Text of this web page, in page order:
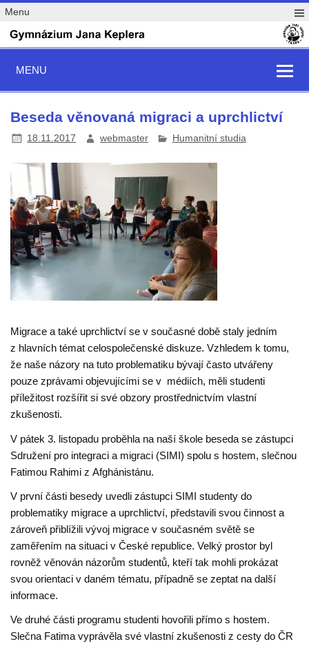
Menu
MENU
Beseda věnovaná migraci a uprchlictví
18.11.2017 webmaster Humanitní studia
Migrace a také uprchlictví se v současné době staly jedním
z hlavních témat celospolečenské diskuze. Vzhledem k tomu,
že naše názory na tuto problematiku bývají často utvářeny
pouze zprávami objevujícími se v médiích, měli studenti
příležitost rozšířit si své obzory prostřednictvím vlastní
zkušenosti.
V pátek 3. listopadu proběhla na naší škole beseda se zástupci
Sdružení pro integraci a migraci (SIMI) spolu s hostem, slečnou
Fatimou Rahimi z Afghánistánu.
V první části besedy uvedli zástupci SIMI studenty do
problematiky migrace a uprchlictví, představili svou činnost a
zároveň přiblížili vývoj migrace v současném světě se
zaměřením na situaci v České republice. Velký prostor byl
rovněž věnován názorům studentů, kteří tak mohli prokázat
svou orientaci v daném tématu, případně se zeptat na další
informace.
Ve druhé části programu studenti hovořili přímo s hostem.
Slečna Fatima vyprávěla své vlastní zkušenosti z cesty do ČR